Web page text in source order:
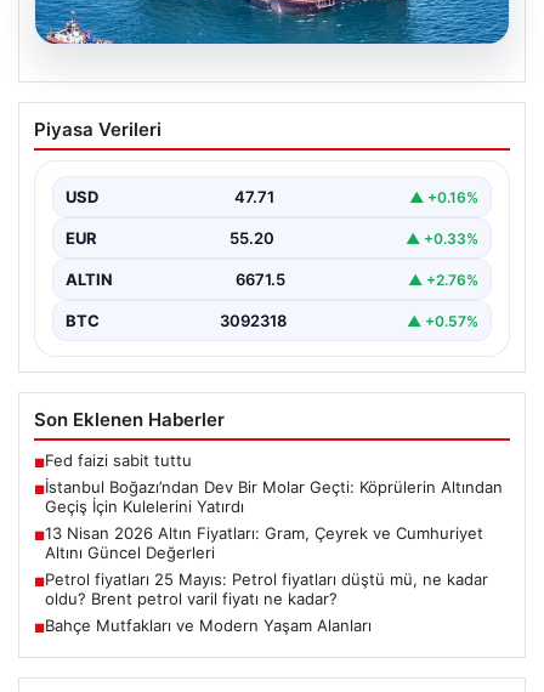
06.08.2026
İstanbul Boğazı’ndan Dev Bir Molar
Geçti: Köprülerin Altından Geçiş İçin
İstanbul Boğazı, dün büyük bir denizcilik etkinliğine
Piyasa Verileri
USD 47.71 ▲ +0.16%
EUR 55.20 ▲ +0.33%
ALTIN 6671.5 ▲ +2.76%
BTC 3092318 ▲ +0.57%
Son Eklenen Haberler
■Fed faizi sabit tuttu
■İstanbul Boğazı’ndan Dev Bir Molar Geçti: Köprülerin Altından
Geçiş İçin Kulelerini Yatırdı
■13 Nisan 2026 Altın Fiyatları: Gram, Çeyrek ve Cumhuriyet
Altını Güncel Değerleri
■Petrol fiyatları 25 Mayıs: Petrol fiyatları düştü mü, ne kadar
oldu? Brent petrol varil fiyatı ne kadar?
■Bahçe Mutfakları ve Modern Yaşam Alanları